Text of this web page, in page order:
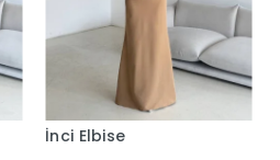
İnci Elbise